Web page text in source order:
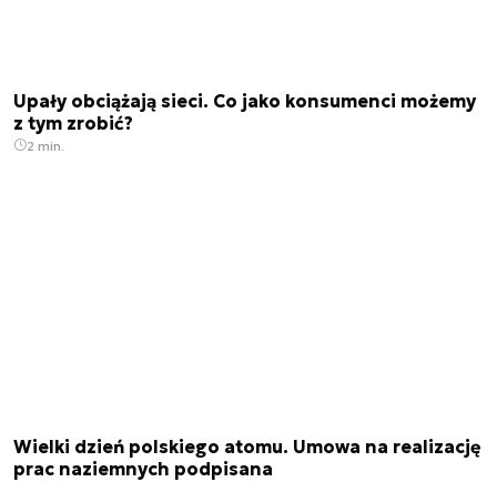
Upały obciążają sieci. Co jako konsumenci możemy
z tym zrobić?
2 min.
Wielki dzień polskiego atomu. Umowa na realizację
prac naziemnych podpisana